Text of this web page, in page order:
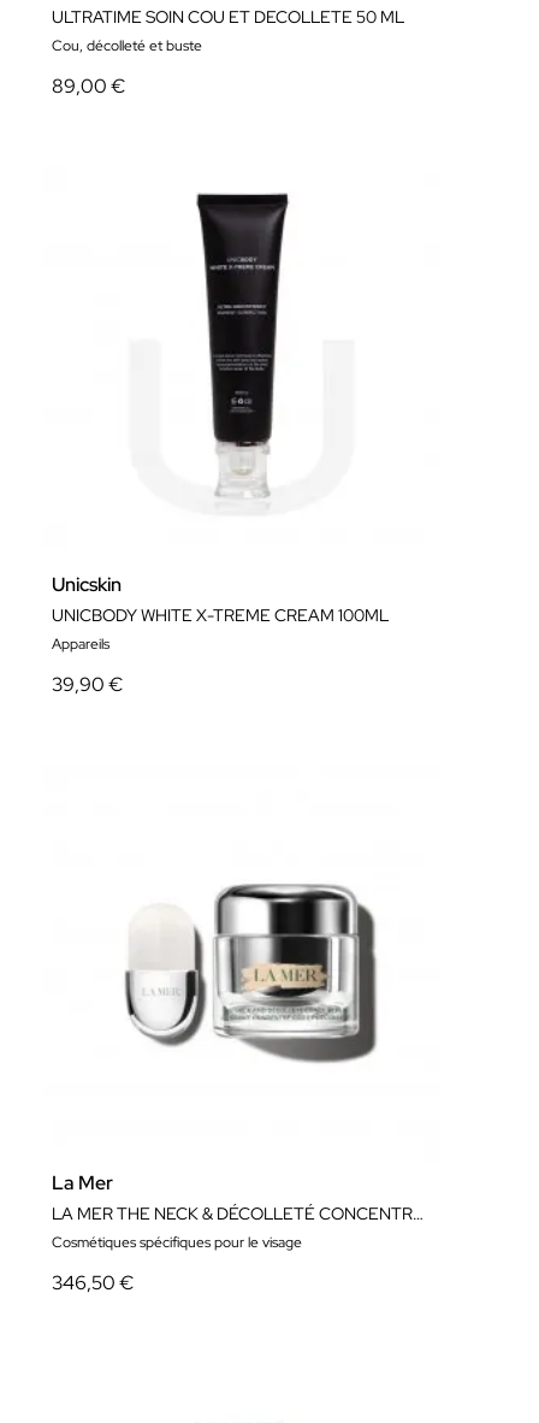
ULTRATIME SOIN COU ET DECOLLETE 50 ML
Cou, décolleté et buste
89,00 €
Unicskin
UNICBODY WHITE X-TREME CREAM 100ML
Appareils
39,90 €
La Mer
LA MER THE NECK & DÉCOLLETÉ CONCENTRATE 50ML
Cosmétiques spécifiques pour le visage
346,50 €